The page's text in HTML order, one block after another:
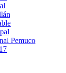
Pemuco